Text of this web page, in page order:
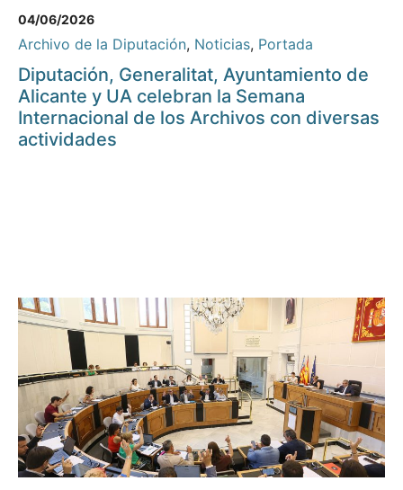
04/06/2026
Archivo de la Diputación, Noticias, Portada
Diputación, Generalitat, Ayuntamiento de
Alicante y UA celebran la Semana
Internacional de los Archivos con diversas
actividades